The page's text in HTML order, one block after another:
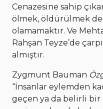
Cenazesine sahip
ölmek, öldürülmek
olamamaktır. Ve
Rahşan Teyze’de
almıştır.
Zygmunt Bauman
“İnsanlar eylemden
geçen ya da belirli